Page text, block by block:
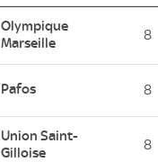
Olympique
Marseille
8
Pafos 8
Union Saint-
Gilloise
8